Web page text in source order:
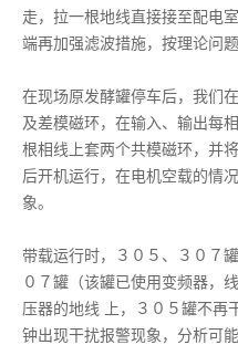
走，拉一根地线直接接至配电
端再加强滤波措施，按理论问题
在现场原发酵罐停车后，我们
及差模磁环，在输入、输出每
根相线上套两个共模磁环，并
后开机运行，在电机空载的情
象。
带载运行时，３０５、３０７
０７罐（该罐已使用变频器，
压器的地线 上，３０５罐不再
钟出现干扰报警现象，分析可